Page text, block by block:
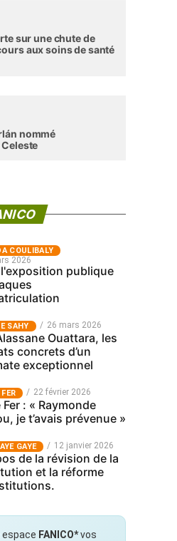
sur une chute de
aux soins de santé
nommé
COULIBALY
2026
publique
SAHY 26 mars 2026
Ouattara, les
concrets d’un
exceptionnel
22 février 2026
Fer : « Raymonde
je t’avais prévenue »
GAYE 12 janvier 2026
de la révision de la
et la réforme
FANICO*vos